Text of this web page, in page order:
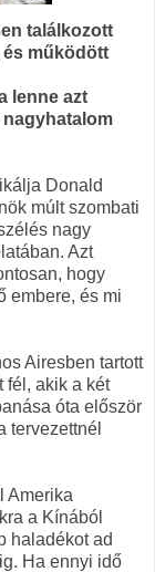
találkozott
és működött
lenne azt
Donald
múlt szombati
nagy
Azt
hogy
embere, és mi
Airesben tartott
fél, akik a két
óta először
tervezettnél
Amerika
a Kínából
haladékot ad
Ha ennyi idő